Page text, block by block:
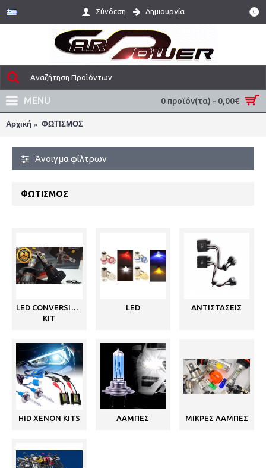
€
Σύνδεση Δημιουργία
0 προϊόν(τα) - 0,00€
MENU
Αρχική ΦΩΤΙΣΜΟΣ
Άνοιγμα φίλτρων
ΦΩΤΙΣΜΟΣ
LED CONVERSION
KIT
LED ΑΝΤΙΣΤΑΣΕΙΣ
HID XENON KITS ΛΑΜΠΕΣ ΜΙΚΡΕΣ ΛΑΜΠΕΣ